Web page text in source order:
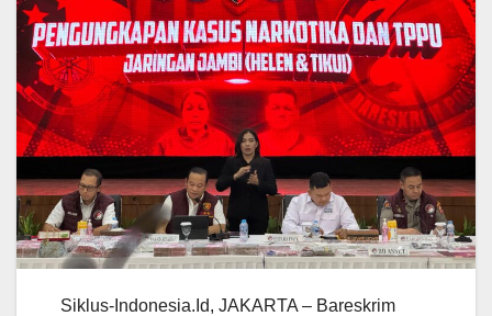
Siklus-Indonesia.Id, JAKARTA – Bareskrim